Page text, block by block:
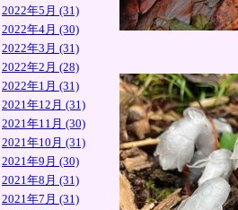
2022年5月 (31)
2022年4月 (30)
2022年3月 (31)
2022年2月 (28)
2022年1月 (31)
2021年12月 (31)
2021年11月 (30)
2021年10月 (31)
2021年9月 (30)
2021年8月 (31)
2021年7月 (31)